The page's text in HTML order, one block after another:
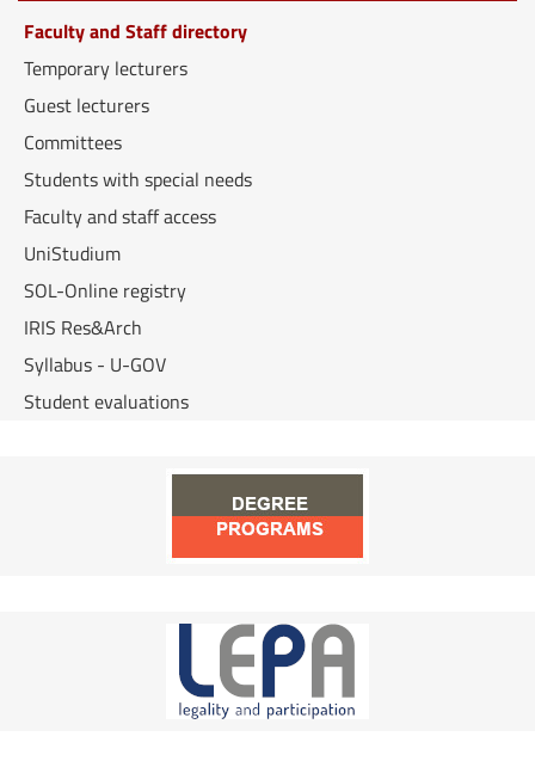
Faculty and Staff directory
Temporary lecturers
Guest lecturers
Committees
Students with special needs
Faculty and staff access
UniStudium
SOL-Online registry
IRIS Res&Arch
Syllabus - U-GOV
Student evaluations